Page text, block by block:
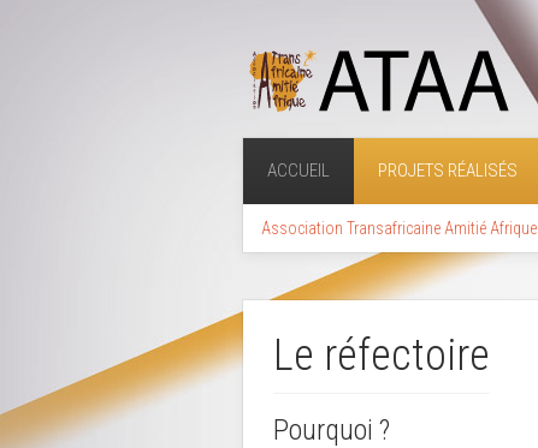
ACCUEIL PROJETS RÉALISÉS
Association Transafricaine Amitié Afrique
Le réfectoire
Pourquoi ?